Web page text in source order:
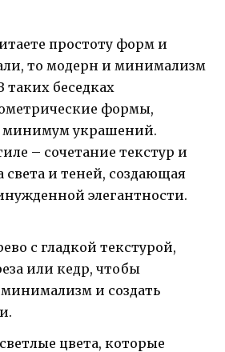
простоту форм и
то модерн и минимализм
таких беседках
формы,
украшений.
– сочетание текстур и
света и теней, создающая
элегантности.
с гладкой текстурой,
или кедр, чтобы
и создать
цвета, которые